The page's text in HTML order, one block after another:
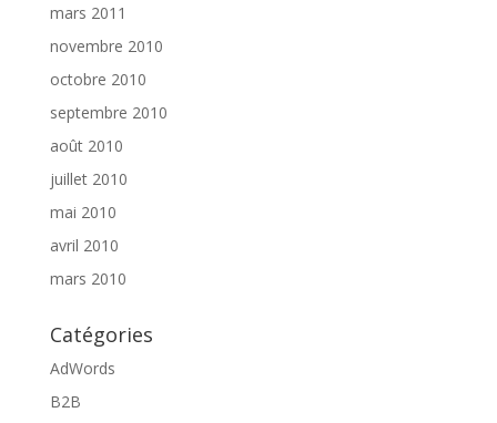
mars 2011
novembre 2010
octobre 2010
septembre 2010
août 2010
juillet 2010
mai 2010
avril 2010
mars 2010
Catégories
AdWords
B2B